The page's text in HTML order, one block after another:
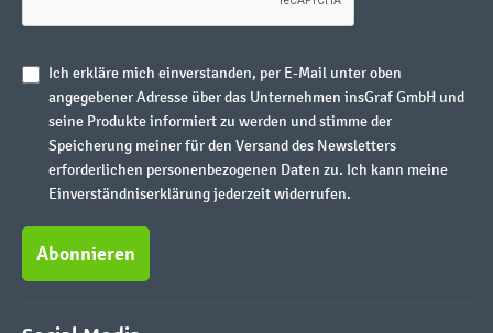
Ich erkläre mich einverstanden, per E-Mail unter oben
angegebener Adresse über das Unternehmen insGraf GmbH und
seine Produkte informiert zu werden und stimme der
Speicherung meiner für den Versand des Newsletters
erforderlichen personenbezogenen Daten zu. Ich kann meine
Einverständniserklärung jederzeit widerrufen.
Abonnieren